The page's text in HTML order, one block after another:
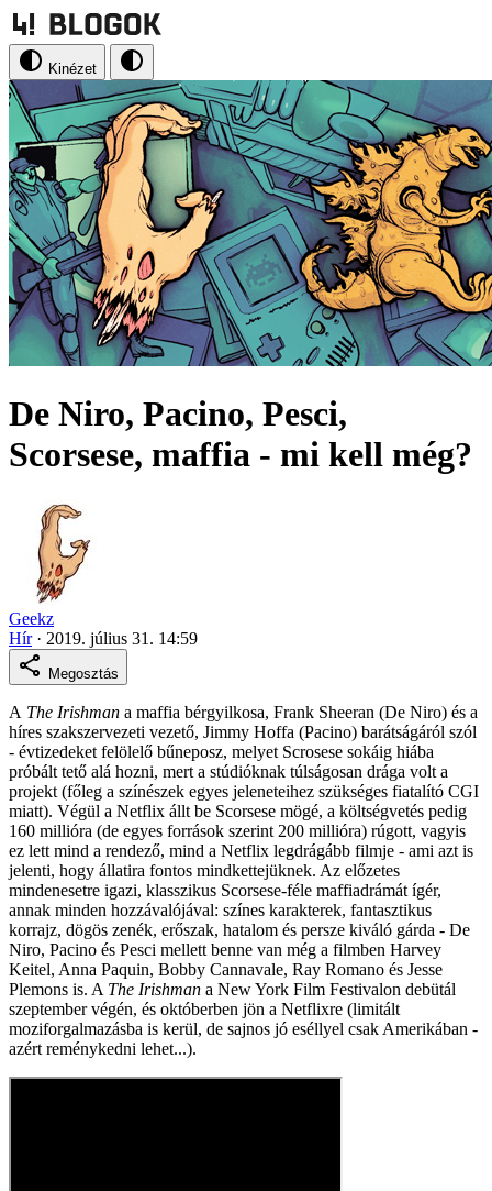
Kinézet
De Niro, Pacino, Pesci,
Scorsese, maffia - mi kell még?
Geekz
Hír · 2019. július 31. 14:59
Megosztás
A The Irishman a maffia bérgyilkosa, Frank Sheeran (De Niro) és a
híres szakszervezeti vezető, Jimmy Hoffa (Pacino) barátságáról szól
- évtizedeket felölelő bűneposz, melyet Scrosese sokáig hiába
próbált tető alá hozni, mert a stúdióknak túlságosan drága volt a
projekt (főleg a színészek egyes jeleneteihez szükséges fiatalító CGI
miatt). Végül a Netflix állt be Scorsese mögé, a költségvetés pedig
160 millióra (de egyes források szerint 200 millióra) rúgott, vagyis
ez lett mind a rendező, mind a Netflix legdrágább filmje - ami azt is
jelenti, hogy állatira fontos mindkettejüknek. Az előzetes
mindenesetre igazi, klasszikus Scorsese-féle maffiadrámát ígér,
annak minden hozzávalójával: színes karakterek, fantasztikus
korrajz, dögös zenék, erőszak, hatalom és persze kiváló gárda - De
Niro, Pacino és Pesci mellett benne van még a filmben Harvey
Keitel, Anna Paquin, Bobby Cannavale, Ray Romano és Jesse
Plemons is. A The Irishman a New York Film Festivalon debütál
szeptember végén, és októberben jön a Netflixre (limitált
moziforgalmazásba is kerül, de sajnos jó eséllyel csak Amerikában -
azért reménykedni lehet...).